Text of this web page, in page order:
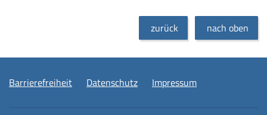
zurück nach oben
Barrierefreiheit Datenschutz Impressum